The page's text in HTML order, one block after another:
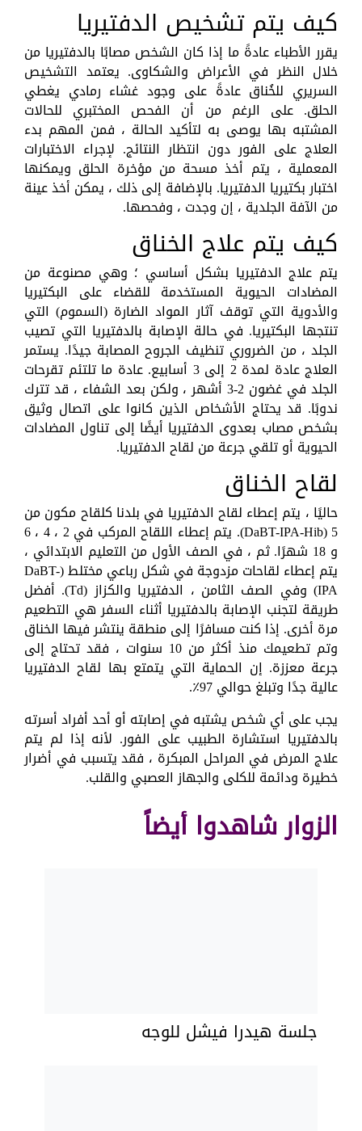
كيف يتم تشخيص الدفتيريا
يقرر الأطباء عادةً ما إذا كان الشخص مصابًا بالدفتيريا من
خلال النظر في الأعراض والشكاوى. يعتمد التشخيص
السريري للخُناق عادةً على وجود غشاء رمادي يغطي
الحلق. على الرغم من أن الفحص المختبري للحالات
المشتبه بها يوصى به لتأكيد الحالة ، فمن المهم بدء
العلاج على الفور دون انتظار النتائج. لإجراء الاختبارات
المعملية ، يتم أخذ مسحة من مؤخرة الحلق ويمكنها
اختبار بكتيريا الدفتيريا. بالإضافة إلى ذلك ، يمكن أخذ عينة
من الآفة الجلدية ، إن وجدت ، وفحصها.
كيف يتم علاج الخناق
يتم علاج الدفتيريا بشكل أساسي ؛ وهي مصنوعة من
المضادات الحيوية المستخدمة للقضاء على البكتيريا
والأدوية التي توقف آثار المواد الضارة (السموم) التي
تنتجها البكتيريا. في حالة الإصابة بالدفتيريا التي تصيب
الجلد ، من الضروري تنظيف الجروح المصابة جيدًا. يستمر
العلاج عادة لمدة 2 إلى 3 أسابيع. عادة ما تلتئم تقرحات
الجلد في غضون 2-3 أشهر ، ولكن بعد الشفاء ، قد تترك
ندوبًا. قد يحتاج الأشخاص الذين كانوا على اتصال وثيق
بشخص مصاب بعدوى الدفتيريا أيضًا إلى تناول المضادات
الحيوية أو تلقي جرعة من لقاح الدفتيريا.
لقاح الخناق
حاليًا ، يتم إعطاء لقاح الدفتيريا في بلدنا كلقاح مكون من
5 (DaBT-IPA-Hib). يتم إعطاء اللقاح المركب في 2 ، 4 ، 6
و 18 شهرًا. ثم ، في الصف الأول من التعليم الابتدائي ،
يتم إعطاء لقاحات مزدوجة في شكل رباعي مختلط (DaBT-
IPA) وفي الصف الثامن ، الدفتيريا والكزاز (Td). أفضل
طريقة لتجنب الإصابة بالدفتيريا أثناء السفر هي التطعيم
مرة أخرى. إذا كنت مسافرًا إلى منطقة ينتشر فيها الخناق
وتم تطعيمك منذ أكثر من 10 سنوات ، فقد تحتاج إلى
جرعة معززة. إن الحماية التي يتمتع بها لقاح الدفتيريا
عالية جدًا وتبلغ حوالي 97٪.
يجب على أي شخص يشتبه في إصابته أو أحد أفراد أسرته
بالدفتيريا استشارة الطبيب على الفور. لأنه إذا لم يتم
علاج المرض في المراحل المبكرة ، فقد يتسبب في أضرار
خطيرة ودائمة للكلى والجهاز العصبي والقلب.
الزوار شاهدوا أيضاً
جلسة هيدرا فيشل للوجه